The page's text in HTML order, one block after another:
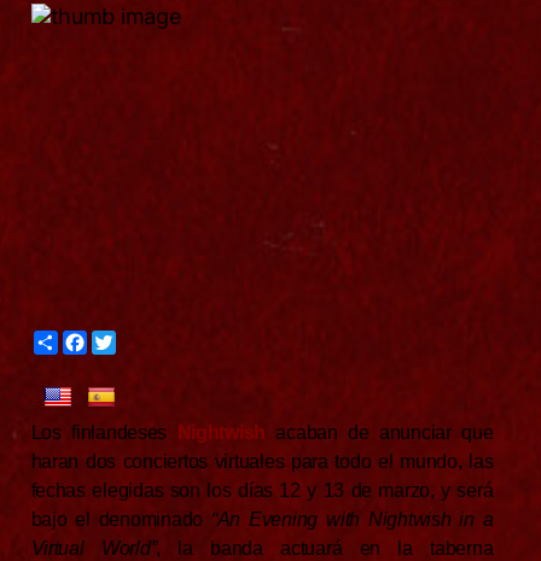
S
h
r
F
a
e
o
o
k
T
w
e
r
Los finlandeses Nightwish acaban de anunciar que
haran dos conciertos virtuales para todo el mundo, las
fechas elegidas son los días 12 y 13 de marzo, y será
bajo el denominado “An Evening with Nightwish in a
Virtual World”, la banda actuará en la taberna